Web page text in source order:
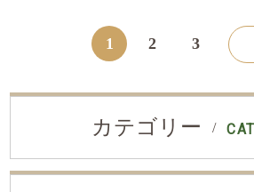
1 2 3
カテゴリー